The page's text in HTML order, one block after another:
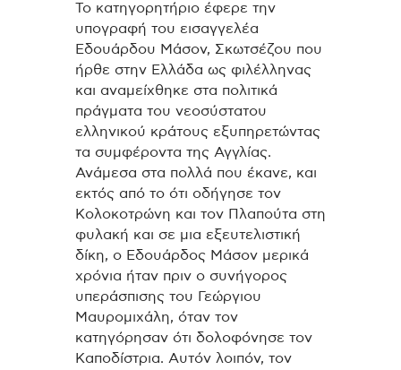
Το κατηγορητήριο έφερε την
υπογραφή του εισαγγελέα
Εδουάρδου Μάσον, Σκωτσέζου που
ήρθε στην Ελλάδα ως φιλέλληνας
και αναμείχθηκε στα πολιτικά
πράγματα του νεοσύστατου
ελληνικού κράτους εξυπηρετώντας
τα συμφέροντα της Αγγλίας.
Ανάμεσα στα πολλά που έκανε, και
εκτός από το ότι οδήγησε τον
Κολοκοτρώνη και τον Πλαπούτα στη
φυλακή και σε μια εξευτελιστική
δίκη, ο Εδουάρδος Μάσον μερικά
χρόνια ήταν πριν ο συνήγορος
υπεράσπισης του Γεώργιου
Μαυρομιχάλη, όταν τον
κατηγόρησαν ότι δολοφόνησε τον
Καποδίστρια. Αυτόν λοιπόν, τον